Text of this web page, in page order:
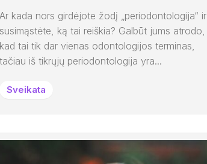
Ar kada nors girdėjote žodį „periodontologija“ ir
susimąstėte, ką tai reiškia? Galbūt jums atrodo,
kad tai tik dar vienas odontologijos terminas,
tačiau iš tikrųjų periodontologija yra...
Sveikata